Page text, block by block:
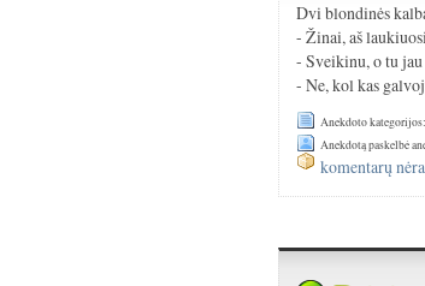
Dvi blondinės
- Žinai, aš
- Sveikinu, o tu
- Ne, kol kas
Anekdoto
Anekdotą paskelbė
komentarų